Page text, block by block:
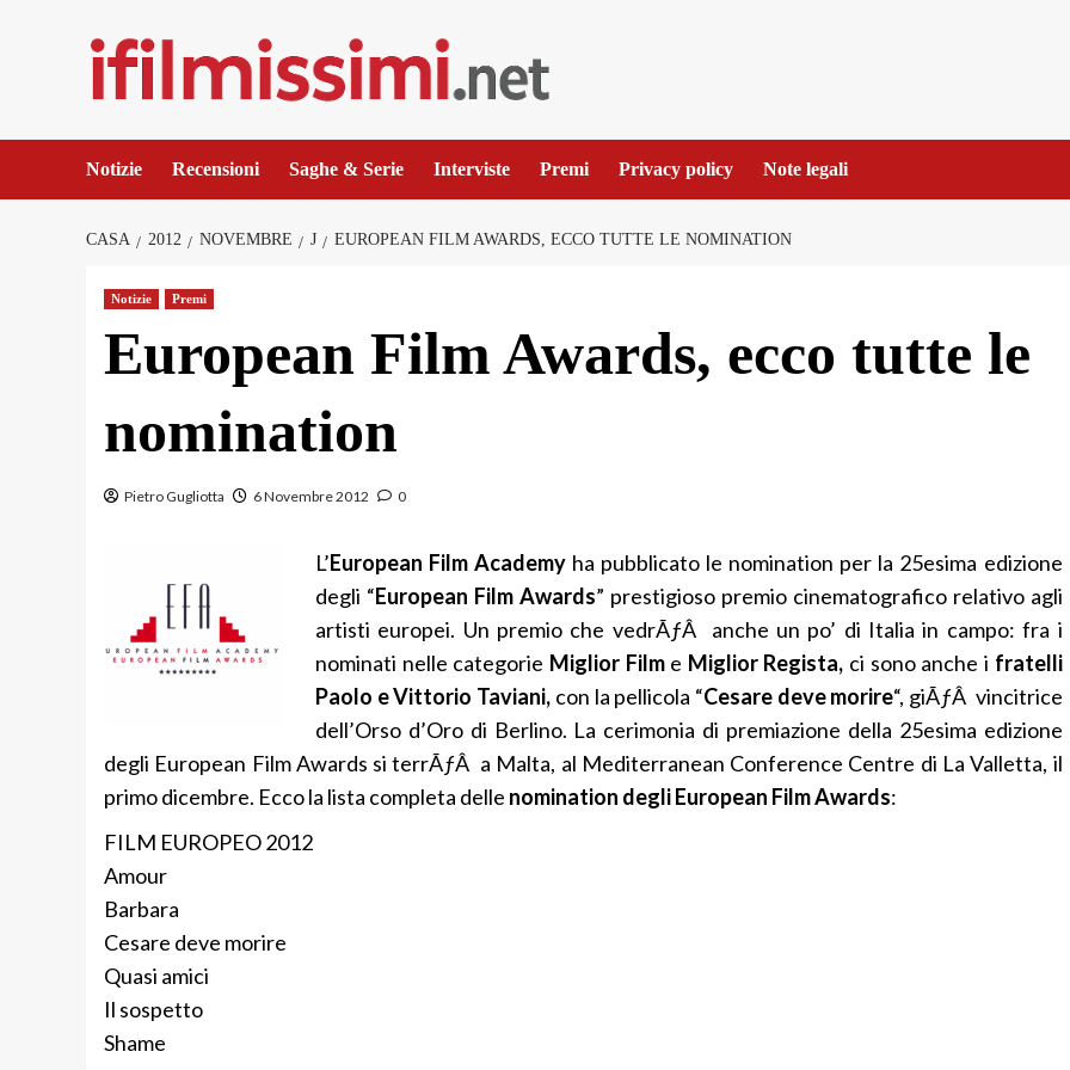
Notizie Recensioni Saghe & Serie Interviste Premi Privacy policy Note legali
CASA 2012 NOVEMBRE J EUROPEAN FILM AWARDS, ECCO TUTTE LE NOMINATION
Notizie Premi
European Film Awards, ecco tutte le
nomination
Pietro Gugliotta 6 Novembre 2012 0
L’European Film Academy ha pubblicato le nomination per la 25esima edizione
degli “European Film Awards” prestigioso premio cinematografico relativo agli
artisti europei. Un premio che vedrÃƒÂ anche un po’ di Italia in campo: fra i
nominati nelle categorie Miglior Filme Miglior Regista, ci sono anche i fratelli
Paolo e Vittorio Taviani, con la pellicola “Cesare deve morire“, giÃƒÂ vincitrice
dell’Orso d’Oro di Berlino. La cerimonia di premiazione della 25esima edizione
degli European Film Awards si terrÃƒÂ a Malta, al Mediterranean Conference Centre di La Valletta, il
primo dicembre. Ecco la lista completa delle nomination degli European Film Awards:
FILM EUROPEO 2012
Amour
Barbara
Cesare deve morire
Quasi amici
Il sospetto
Shame